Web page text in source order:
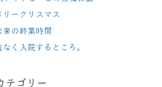
リークリスマス
来の終業時間
なく入院するところ。
テゴリー